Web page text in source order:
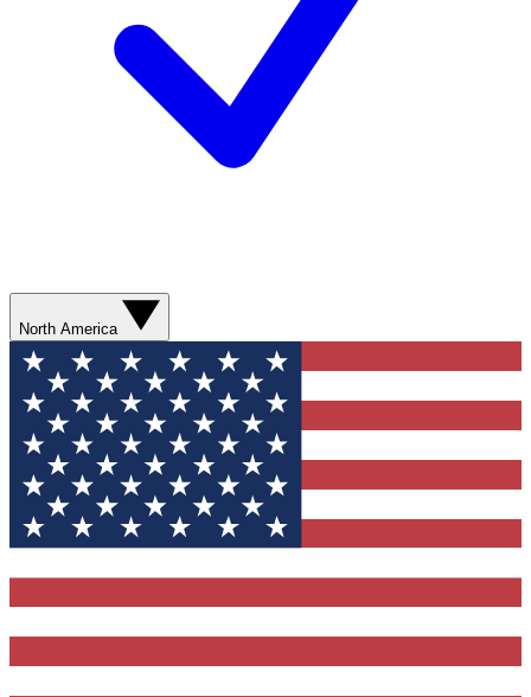
North America